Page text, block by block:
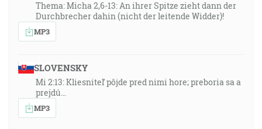
Thema: Micha 2,6-13: An ihrer Spitze zieht dann der
Durchbrecher dahin (nicht der leitende Widder)!
MP3
SLOVENSKY
Mi 2:13: Kliesniteľ pôjde pred nimi hore; preboria sa a
prejdú…
MP3